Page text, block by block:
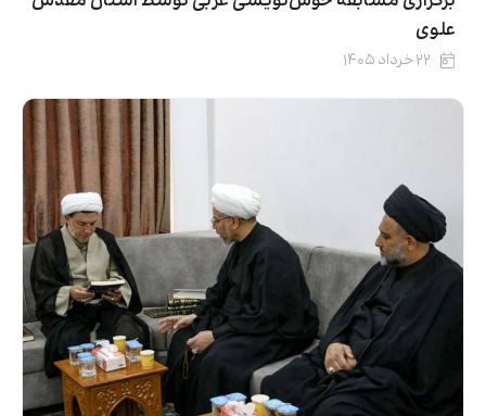
علوی
۲۲ خرداد ۱۴۰۵